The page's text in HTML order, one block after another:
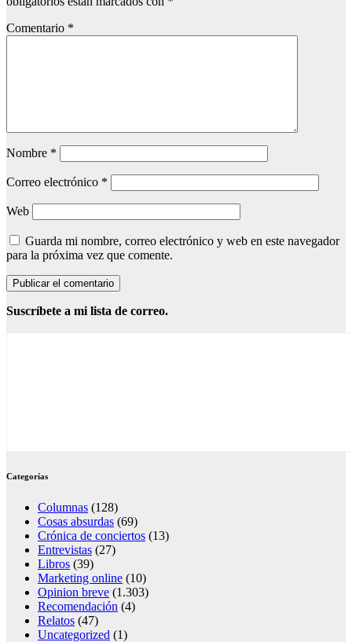
Comentario *
Nombre *
Correo electrónico *
Web
Guarda mi nombre, correo electrónico y web en este navegador
para la próxima vez que comente.
Suscríbete a mi lista de correo.
Categorías
Columnas (128)
Cosas absurdas (69)
Crónica de conciertos (13)
Entrevistas (27)
Libros (39)
Marketing online (10)
Opinion breve (1.303)
Recomendación (4)
Relatos (47)
Uncategorized (1)